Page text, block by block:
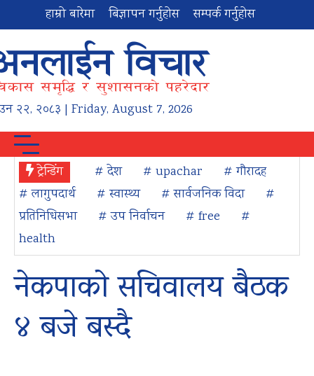
हाम्रो बारेमा बिज्ञापन गर्नुहोस सम्पर्क गर्नुहोस
२२, २०८३ | Friday, August 7, 2026
ट्रेन्डिंग # देश # upachar
# गौरादह
# लागुपदार्थ
# स्वास्थ्य # सार्वजनिक विदा
#
प्रतिनिधिसभा
# उप निर्वाचन # free
#
health
नेकपाको सचिवालय बैठक
४ बजे बस्दै